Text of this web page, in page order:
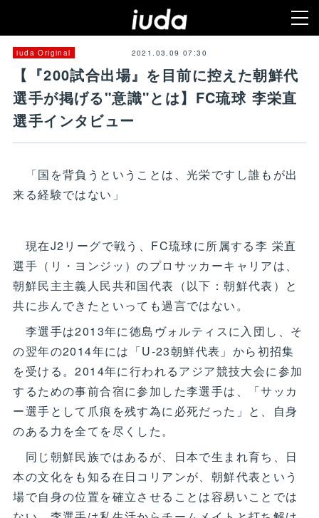
iuda Original 2021.03.09 07:30
【『200試合出場』を目前に控えた朝鮮代
選手が掲げる"意識"とは】FC琉球 李栄直
選手インタビュー
「国を背負うということは、光栄ですし誰もが出
来る経験ではない」
現在J2リーグで戦う、FC琉球に所属する李 栄直
選手（リ・ヨンジッ）のプロサッカーキャリアは、
朝鮮民主主義人民共和国代表（以下：朝鮮代表）と
共に歩んできたといっても過言ではない。
李選手は2013年に徳島ヴォルティスに入団し、そ
の翌年の2014年には「U-23朝鮮代表」から初招集
を受ける。2014年に行われるアジア競技大会に参加
するための事前合宿に参加した李選手は、「サッカ
ー選手として爪痕を残す為に必死だった」と、自身
のある力を全てを尽くした。
同じ朝鮮民族ではあるが、日本で生まれ育ち、日
本の文化をも知る在日コリアンが、朝鮮代表という
場で自身の位置を確立させることは容易いことでは